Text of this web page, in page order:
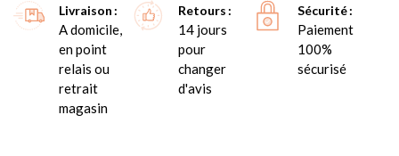
Livraison
A domicile,
en point
relais ou
retrait
magasin
Retours
14 jours
pour
changer
d'avis
Sécurité
Paiement
100%
sécurisé